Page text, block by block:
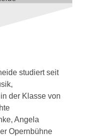
studiert seit
der Klasse von
Angela
Opernbühne